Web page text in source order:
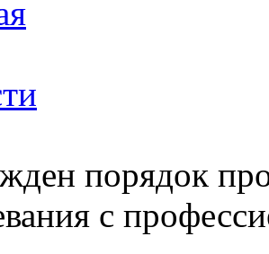
порядок
с